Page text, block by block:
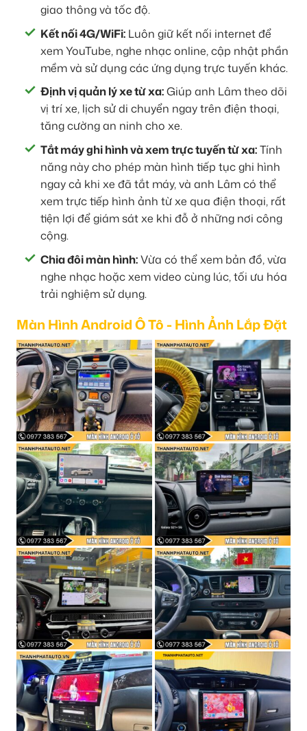
giao thông và tốc độ.
Kết nối 4G/WiFi: Luôn giữ kết nối internet để
xem YouTube, nghe nhạc online, cập nhật phần
mềm và sử dụng các ứng dụng trực tuyến khác.
Định vị quản lý xe từ xa:Giúp anh Lâm theo dõi
vị trí xe, lịch sử di chuyển ngay trên điện thoại,
tăng cường an ninh cho xe.
Tắt máy ghi hình và xem trực tuyến từ xa:Tính
năng này cho phép màn hình tiếp tục ghi hình
ngay cả khi xe đã tắt máy, và anh Lâm có thể
xem trực tiếp hình ảnh từ xe qua điện thoại, rất
tiện lợi để giám sát xe khi đỗ ở những nơi công
cộng.
Chia đôi màn hình:Vừa có thể xem bản đồ, vừa
nghe nhạc hoặc xem video cùng lúc, tối ưu hóa
trải nghiệm sử dụng.
Màn Hình Android Ô Tô - Hình Ảnh Lắp Đặt